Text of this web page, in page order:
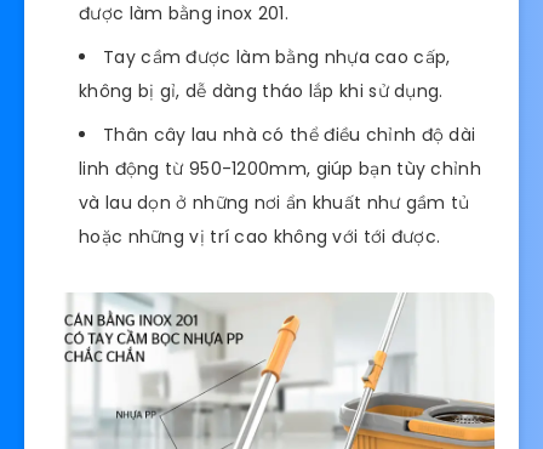
được làm bằng inox 201.
Tay cầm được làm bằng nhựa cao cấp,
không bị gỉ, dễ dàng tháo lắp khi sử dụng.
Thân cây lau nhà có thể điều chỉnh độ dài
linh động từ 950-1200mm, giúp bạn tùy chỉnh
và lau dọn ở những nơi ẩn khuất như gầm tủ
hoặc những vị trí cao không với tới được.